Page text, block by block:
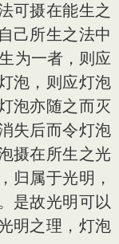
可摄在能生之
己所生之法中
为一者，则应
泡，则应灯泡
泡亦随之而灭
失后而令灯泡
摄在所生之光
归属于光明，
是故光明可以
明之理，灯泡